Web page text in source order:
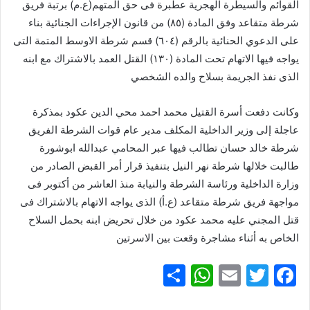
القوائم والسيطرة الهجرية عطبرة فى حق المتهم(ع.م) برتبة فريق
شرطة متقاعد وفق المادة (٨٥) من قانون الإجراءات الجنائية بناء
على الدعوي الحنائية بالرقم (٦٠٤) قسم شرطة الاوسط المتمة التى
يواجه فيها الاتهام تحت المادة (١٣٠) القتل العمد بالاشتراك مع ابنه
الذى نفذ الجريمة بسلاح والده الشخصي
وكانت دفعت أسرة القتيل محمد احمد محي الدين عكود بمذكرة
عاجلة إلى وزير الداخلية المكلف مدير عام قوات الشرطة الفريق
شرطة خالد حسان تطالب فيها عبر المحامي عبدالله ابوشورة
طالبت خلالها شرطة نهر النيل بتنفيذ قرار أمر القبض الصادر من
وزارة الداخلية ورئاسة الشرطة والنيابة منذ العاشر من أكتوبر فى
مواجهة فريق شرطة متقاعد (ع.أ) الذى يواجه الاتهام بالاشتراك فى
قتل المجني عليه محمد عكود من خلال تحريض ابنه بحمل السلاح
الخاص به أثناء مشاجرة وقعت بين الاسرتين
F
T
E
W